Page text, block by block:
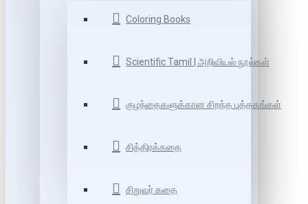
Coloring Books
Scientific Tamil | அறிவியல் நூல்கள்
குழந்தைகளுக்கான சிறந்த புத்தகங்கள்
சித்திரக்கதை
சிறுவர் கதை